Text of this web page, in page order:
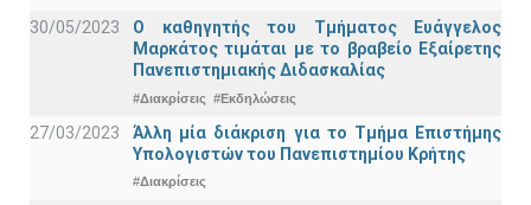
30/05/2023
Ο καθηγητής του Τμήματος Ευάγγελος
Μαρκάτος τιμάται με το βραβείο Εξαίρετης
Πανεπιστημιακής Διδασκαλίας
#Διακρίσεις #Εκδηλώσεις
27/03/2023
Άλλη μία διάκριση για το Τμήμα Επιστήμης
Υπολογιστών του Πανεπιστημίου Κρήτης
#Διακρίσεις